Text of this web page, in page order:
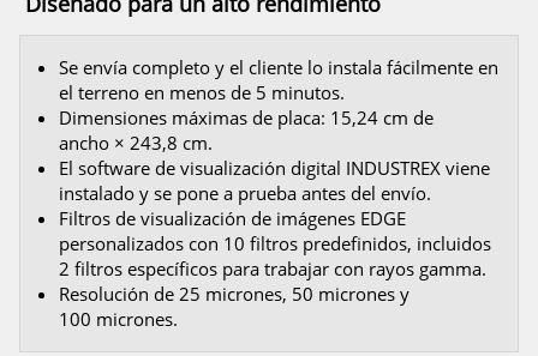
Se envía completo y el cliente lo instala fácilmente en
el terreno en menos de 5 minutos.
Dimensiones máximas de placa: 15,24 cm de
ancho × 243,8 cm.
El software de visualización digital INDUSTREX viene
instalado y se pone a prueba antes del envío.
Filtros de visualización de imágenes EDGE
personalizados con 10 filtros predefinidos, incluidos
2 filtros específicos para trabajar con rayos gamma.
Resolución de 25 micrones, 50 micrones y
100 micrones.